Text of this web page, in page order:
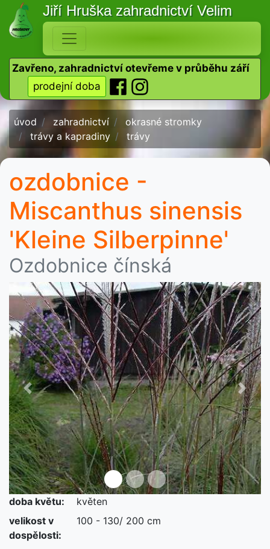
Jiří Hruška zahradnictví Velim
Zavřeno, zahradnictví otevřeme v průběhu září
prodejní doba
úvod zahradnictví
okrasné stromky
trávy a kapradiny
trávy
ozdobnice -
Miscanthus sinensis
'Kleine Silberpinne'
Ozdobnice čínská
Předchozí Další
doba květu:
květen
velikost v
dospělosti:
100 - 130/ 200 cm